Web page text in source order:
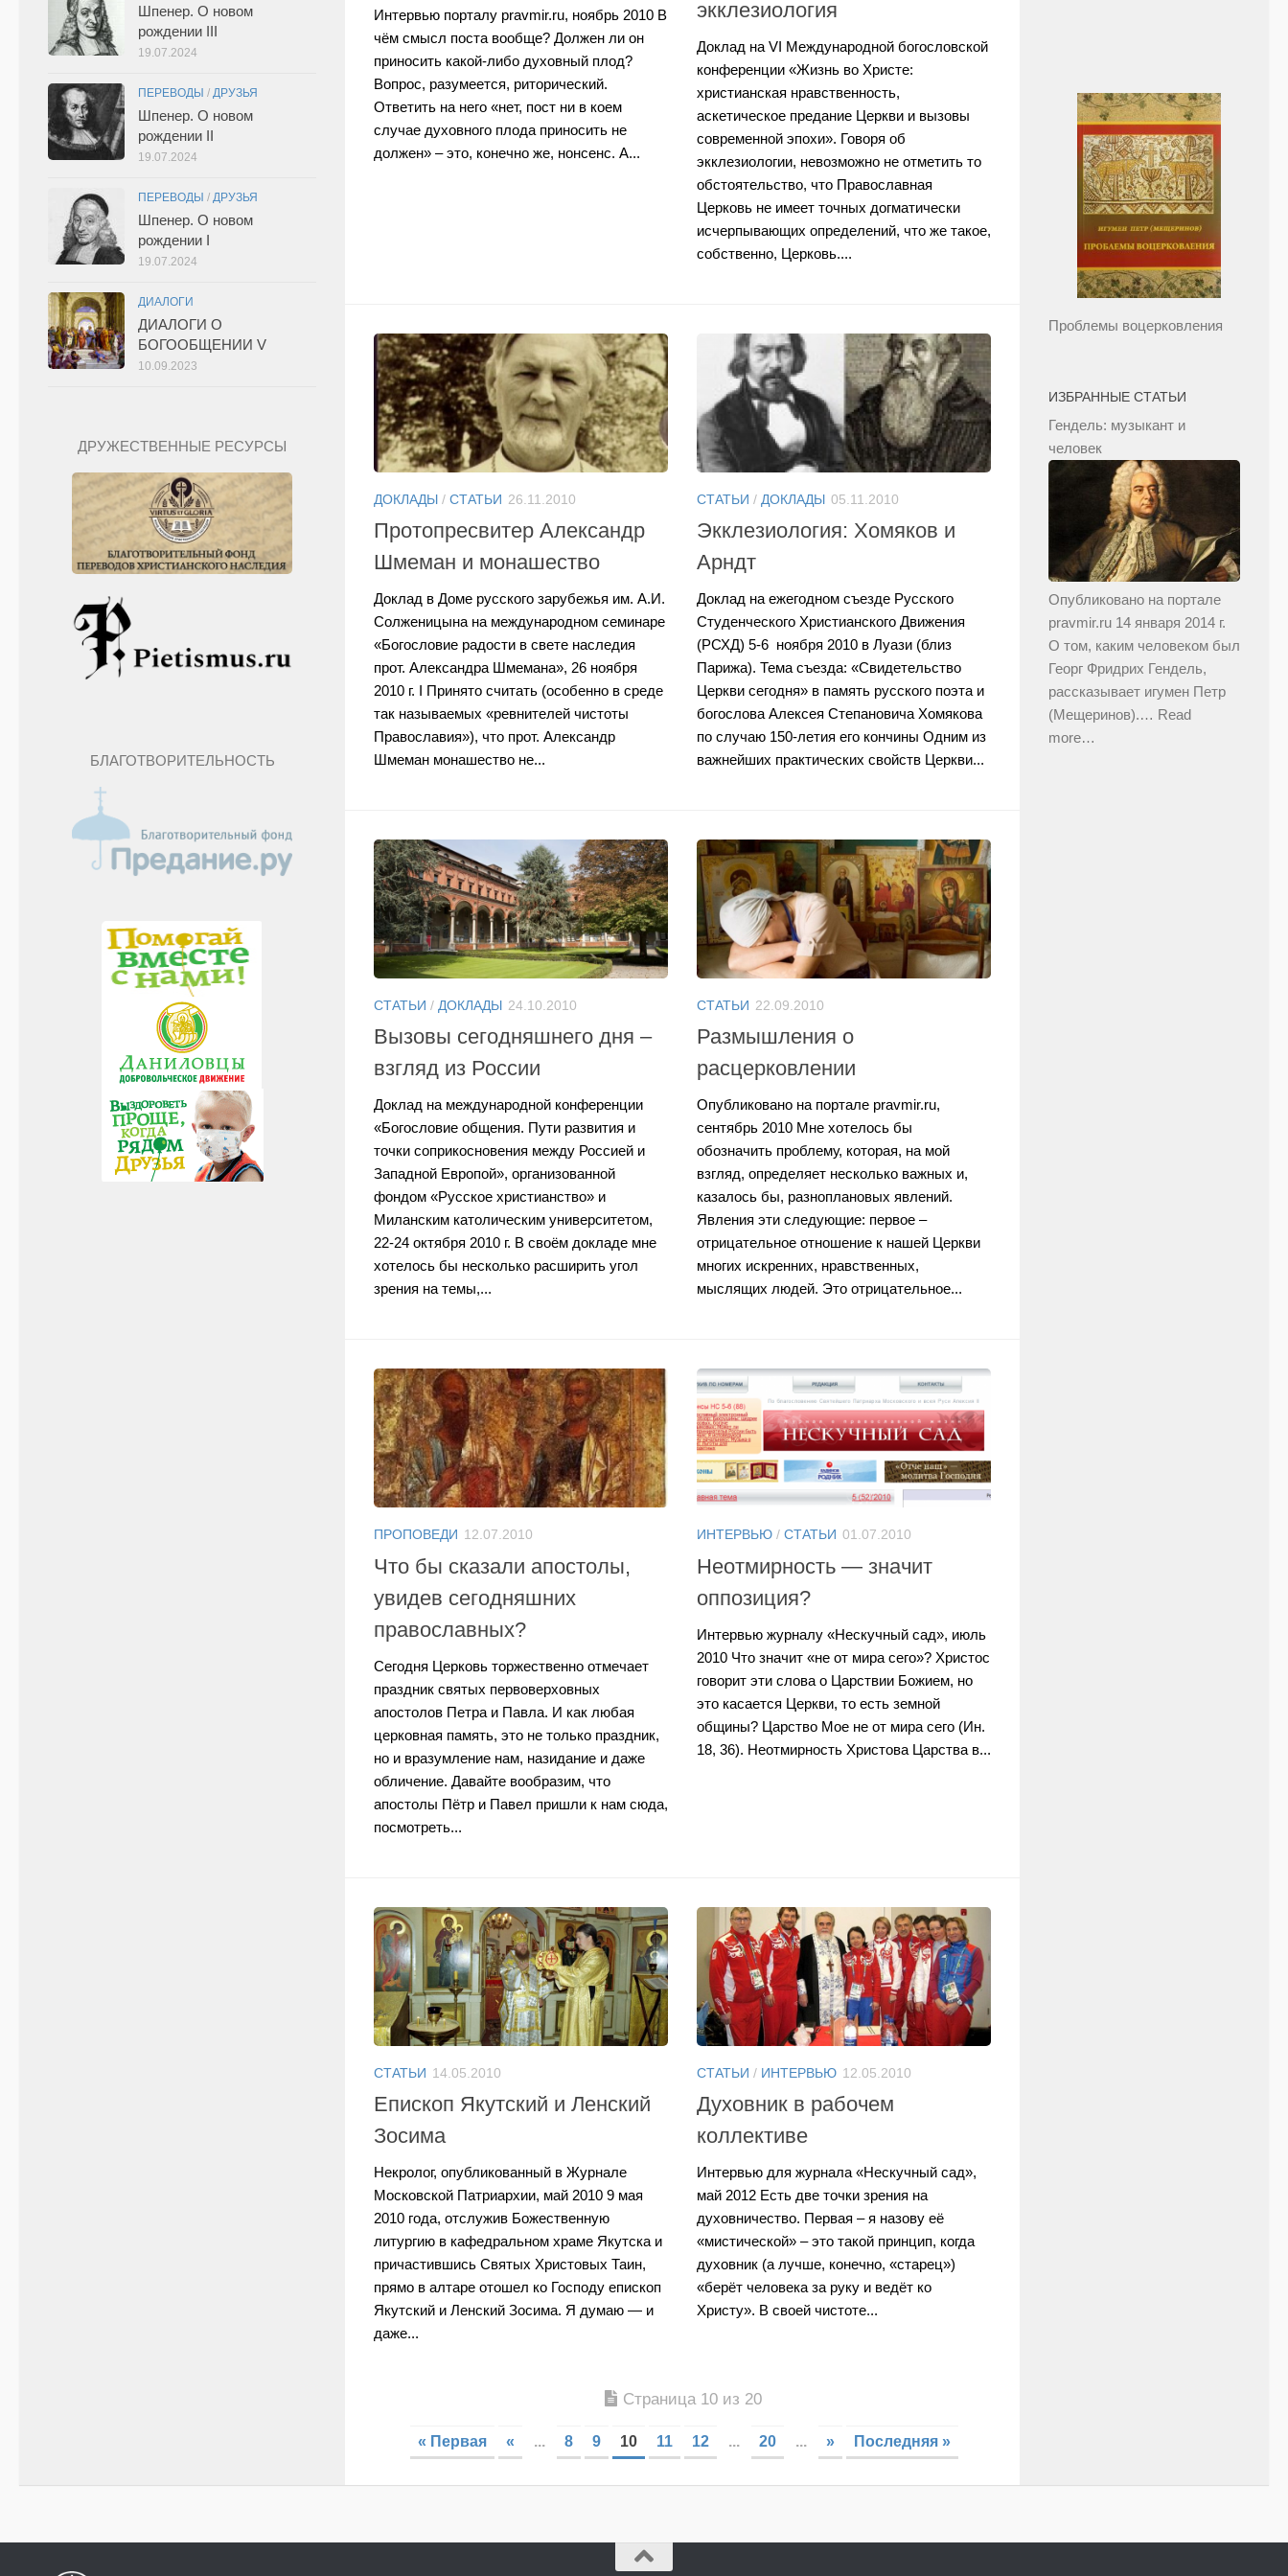
Интервью порталу pravmir.ru, ноябрь 2010 В
чём смысл поста вообще? Должен ли он
приносить какой-либо духовный плод?
Вопрос, разумеется, риторический.
Ответить на него «нет, пост ни в коем
случае духовного плода приносить не
должен» – это, конечно же, нонсенс. А...
экклезиология
Доклад на VI Международной богословской
конференции «Жизнь во Христе:
христианская нравственность,
аскетическое предание Церкви и вызовы
современной эпохи». Говоря об
экклезиологии, невозможно не отметить то
обстоятельство, что Православная
Церковь не имеет точных догматически
исчерпывающих определений, что же такое,
собственно, Церковь....
ДОКЛАДЫ / СТАТЬИ 26.11.2010
Протопресвитер Александр
Шмеман и монашество
Доклад в Доме русского зарубежья им. А.И.
Солженицына на международном семинаре
«Богословие радости в свете наследия
прот. Александра Шмемана», 26 ноября
2010 г. I Принято считать (особенно в среде
так называемых «ревнителей чистоты
Православия»), что прот. Александр
Шмеман монашество не...
СТАТЬИ / ДОКЛАДЫ 05.11.2010
Экклезиология: Хомяков и
Арндт
Доклад на ежегодном съезде Русского
Студенческого Христианского Движения
(РСХД) 5-6 ноября 2010 в Луази (близ
Парижа). Тема съезда: «Свидетельство
Церкви сегодня» в память русского поэта и
богослова Алексея Степановича Хомякова
по случаю 150-летия его кончины Одним из
важнейших практических свойств Церкви...
СТАТЬИ / ДОКЛАДЫ 24.10.2010
Вызовы сегодняшнего дня –
взгляд из России
Доклад на международной конференции
«Богословие общения. Пути развития и
точки соприкосновения между Россией и
Западной Европой», организованной
фондом «Русское христианство» и
Миланским католическим университетом,
22-24 октября 2010 г. В своём докладе мне
хотелось бы несколько расширить угол
зрения на темы,...
СТАТЬИ 22.09.2010
Размышления о
расцерковлении
Опубликовано на портале pravmir.ru,
сентябрь 2010 Мне хотелось бы
обозначить проблему, которая, на мой
взгляд, определяет несколько важных и,
казалось бы, разноплановых явлений.
Явления эти следующие: первое –
отрицательное отношение к нашей Церкви
многих искренних, нравственных,
мыслящих людей. Это отрицательное...
ПРОПОВЕДИ 12.07.2010
Что бы сказали апостолы,
увидев сегодняшних
православных?
Сегодня Церковь торжественно отмечает
праздник святых первоверховных
апостолов Петра и Павла. И как любая
церковная память, это не только праздник,
но и вразумление нам, назидание и даже
обличение. Давайте вообразим, что
апостолы Пётр и Павел пришли к нам сюда,
посмотреть...
ИНТЕРВЬЮ / СТАТЬИ 01.07.2010
Неотмирность — значит
оппозиция?
Интервью журналу «Нескучный сад», июль
2010 Что значит «не от мира сего»? Христос
говорит эти слова о Царствии Божием, но
это касается Церкви, то есть земной
общины? Царство Мое не от мира сего (Ин.
18, 36). Неотмирность Христова Царства в...
СТАТЬИ 14.05.2010
Епископ Якутский и Ленский
Зосима
Некролог, опубликованный в Журнале
Московской Патриархии, май 2010 9 мая
2010 года, отслужив Божественную
литургию в кафедральном храме Якутска и
причастившись Святых Христовых Таин,
прямо в алтаре отошел ко Господу епископ
Якутский и Ленский Зосима. Я думаю — и
даже...
СТАТЬИ / ИНТЕРВЬЮ 12.05.2010
Духовник в рабочем
коллективе
Интервью для журнала «Нескучный сад»,
май 2012 Есть две точки зрения на
духовничество. Первая – я назову её
«мистической» – это такой принцип, когда
духовник (а лучше, конечно, «старец»)
«берёт человека за руку и ведёт ко
Христу». В своей чистоте...
Страница 10 из 20
« Первая « ... 8 9 10 11 12 ... 20 ... » Последняя »
Шпенер. О новом
рождении III
19.07.2024
ПЕРЕВОДЫ / ДРУЗЬЯ
Шпенер. О новом
рождении II
19.07.2024
ПЕРЕВОДЫ / ДРУЗЬЯ
Шпенер. О новом
рождении I
19.07.2024
ДИАЛОГИ
ДИАЛОГИ О
БОГООБЩЕНИИ V
10.09.2023
ДРУЖЕСТВЕННЫЕ РЕСУРСЫ
БЛАГОТВОРИТЕЛЬНОСТЬ
Проблемы воцерковления
ИЗБРАННЫЕ СТАТЬИ
Гендель: музыкант и
человек
Опубликовано на портале
pravmir.ru 14 января 2014 г.
О том, каким человеком был
Георг Фридрих Гендель,
рассказывает игумен Петр
(Мещеринов).… Read
more…